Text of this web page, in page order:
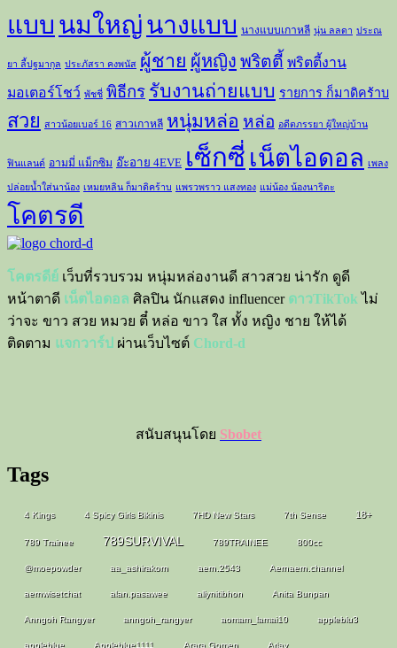
แบบ นมใหญ่นางแบบ นางแบบเกาหลี นุ่น ลลดา ประณ
ยา ลี้ปฐมากุล ประภัสรา คงพนัส ผู้ชาย ผู้หญิง พริตตี้ พริตตี้งาน
มอเตอร์โชว์ พัชชี่ พิธีกร รับงานถ่ายแบบ รายการ ก็มาดิคร้าบ
สวย สาวน้อยเบอร์ 16 สาวเกาหลี หนุ่มหล่อ หล่อ อดีตภรรยา ผู้ใหญ่บ้าน
ฟินแลนด์ อามมี่ แม็กซิม อ๊ะอาย 4EVE เซ็กซี่ เน็ตไอดอล เพลง
ปล่อยน้ำใส่นาน้อง เหมยหลิน ก็มาดิคร้าบ แพรวพราว แสงทอง แม่น้อง น้องนาริตะ
โคตรดี
โคตรดีย์ เว็บที่รวบรวม หนุ่มหล่องานดี สาวสวย น่ารัก ดูดี
หน้าตาดี เน็ตไอดอล ศิลปิน นักแสดง influencer ดาวTikTok ไม่
ว่าจะ ขาว สวย หมวย ตี๋ หล่อ ขาว ใส ทั้ง หญิง ชาย ให้ได้
ติดตาม แจกวาร์ป ผ่านเว็บไซต์ Chord-d
สนับสนุนโดย Sbobet
Tags
4 Kings 4 Spicy Girls Bikinis 7HD New Stars 7th Sense 18+
789 Trainee 789SURVIVAL 789TRAINEE 800cc
@moepowder aa_ashirakorn aern.2543 Aernaern.channel
aernwisetchat alan.pasawee allynitibhon Anita Bunpan
Anngoh Rangyer anngoh_rangyer aomam_lamai10 appleblu3
appleblue Appleblue1111 Arara Gomen Ariay